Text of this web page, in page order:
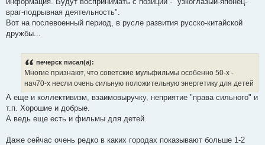
враг-подрывная деятельность".
Вот на послевоенный период, в русле развития русско-китайской
дружбы...
печерск писал(а):
Многие признают, что советские мульфильмы особенно 50-х -
нач70-х несли очень сильную положительную энергетику для детей
А еще и коллективизм, взаимовыручку, неприятие "права сильного" и
т.п. Хорошие и добрые.
А ведь еще есть и фильмы для детей.
Даже сейчас очень редко в каких городах показывают больше 1-2